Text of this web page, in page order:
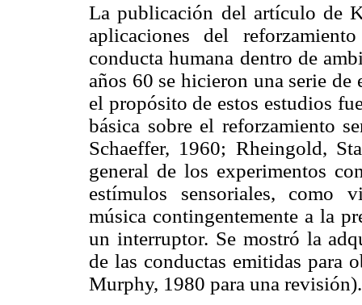
La publicación del artículo de
aplicaciones del
conducta humana dentro de
años 60 se hicieron una serie
el propósito de estos estudios
básica sobre el reforzamiento
Schaeffer, 1960; Rheingold,
general de los experimentos
estímulos sensoriales, como
música contingentemente a la
un interruptor. Se mostró la
de las conductas emitidas para
Murphy, 1980 para una revisión).